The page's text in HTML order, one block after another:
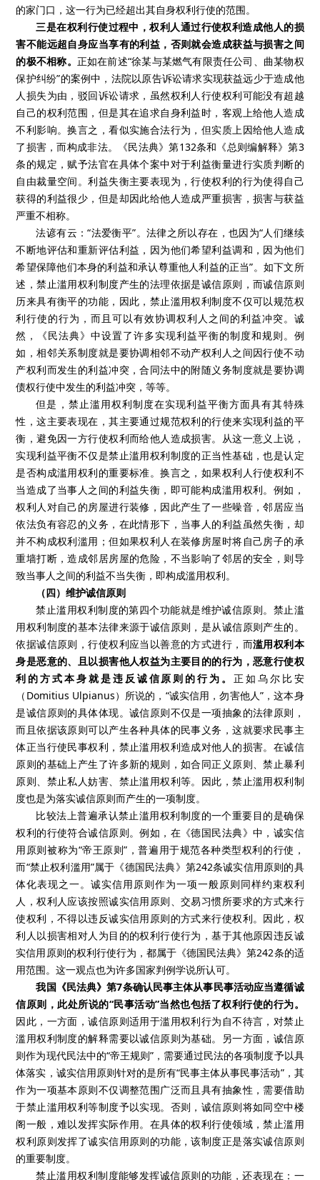
的家门口，这一行为已经超出其自身权利行使的范围。
三是在权利行使过程中，权利人通过行使权利造成他人的损
害不能远超自身应当享有的利益，否则就会造成获益与损害之间
的极不相称。 正如在前述“徐某与某燃气有限责任公司、曲某物权
保护纠纷”的案例中，法院以原告诉讼请求实现获益远少于造成他
人损失为由，驳回诉讼请求，虽然权利人行使权利可能没有超越
自己的权利范围，但是其在追求自身利益时，客观上给他人造成
不利影响。换言之，看似实施合法行为，但实质上因给他人造成
了损害，而构成非法。《民法典》第132条和《总则编解释》第3
条的规定，赋予法官在具体个案中对于利益衡量进行实质判断的
自由裁量空间。利益失衡主要表现为，行使权利的行为使得自己
获得的利益很少，但是却因此给他人造成严重损害，损害与获益
严重不相称。
法谚有云：“法爱衡平”。法律之所以存在，也因为“人们继续
不断地评估和重新评估利益，因为他们希望利益调和，因为他们
希望保障他们本身的利益和承认尊重他人利益的正当”。如下文所
述，禁止滥用权利制度产生的法理依据是诚信原则，而诚信原则
历来具有衡平的功能，因此，禁止滥用权利制度不仅可以规范权
利行使的行为，而且可以有效协调权利人之间的利益冲突。诚
然，《民法典》中设置了许多实现利益平衡的制度和规则。例
如，相邻关系制度就是要协调相邻不动产权利人之间因行使不动
产权利而发生的利益冲突，合同法中的附随义务制度就是要协调
债权行使中发生的利益冲突，等等。
但是，禁止滥用权利制度在实现利益平衡方面具有其特殊
性，这主要表现在，其主要通过规范权利的行使来实现利益的平
衡，避免因一方行使权利而给他人造成损害。从这一意义上说，
实现利益平衡不仅是禁止滥用权利制度的正当性基础，也是认定
是否构成滥用权利的重要标准。换言之，如果权利人行使权利不
当造成了当事人之间的利益失衡，即可能构成滥用权利。例如，
权利人对自己的房屋进行装修，因此产生了一些噪音，邻居应当
依法负有容忍的义务，在此情形下，当事人的利益虽然失衡，却
并不构成权利滥用；但如果权利人在装修房屋时将自己房子的承
重墙打断，造成邻居房屋的危险，不当影响了邻居的安全，则导
致当事人之间的利益不当失衡，即构成滥用权利。
（四）维护诚信原则
禁止滥用权利制度的第四个功能就是维护诚信原则。禁止滥
用权利制度的基本法律来源于诚信原则，是从诚信原则产生的。
依据诚信原则，行使权利应当以善意的方式进行，而滥用权利本
身是恶意的、且以损害他人权益为主要目的的行为，恶意行使权
利的方式本身就是违反诚信原则的行为。 正如乌尔比安
（ Domitius Ulpianus）所说的，“诚实信用，勿害他人”，这本身
是诚信原则的具体体现。诚信原则不仅是一项抽象的法律原则，
而且依据该原则可以产生各种具体的民事义务，这就要求民事主
体正当行使民事权利，禁止滥用权利造成对他人的损害。在诚信
原则的基础上产生了许多新的规则，如合同正义原则、禁止暴利
原则、禁止私人妨害、禁止滥用权利等。因此，禁止滥用权利制
度也是为落实诚信原则而产生的一项制度。
比较法上普遍承认禁止滥用权利制度的一个重要目的是确保
权利的行使符合诚信原则。例如，在《德国民法典》中，诚实信
用原则被称为“帝王原则”，普遍用于规范各种类型权利的行使，
而“禁止权利滥用”属于《德国民法典》第242条诚实信用原则的具
体化表现之一。诚实信用原则作为一项一般原则同样约束权利
人，权利人应该按照诚实信用原则、交易习惯所要求的方式来行
使权利，不得以违反诚实信用原则的方式来行使权利。因此，权
利人以损害相对人为目的的权利行使行为，基于其他原因违反诚
实信用原则的权利行使行为，都属于《德国民法典》第242条的适
用范围。这一观点也为许多国家判例学说所认可。
我国《民法典》第7条确认民事主体从事民事活动应当遵循诚
信原则，此处所说的“民事活动”当然也包括了权利行使的行为。
因此，一方面，诚信原则适用于滥用权利行为自不待言，对禁止
滥用权利制度的解释需要以诚信原则为基础。另一方面，诚信原
则作为现代民法中的“帝王规则”，需要通过民法的各项制度予以具
体落实，诚实信用原则针对的是所有“民事主体从事民事活动”，其
作为一项基本原则不仅调整范围广泛而且具有抽象性，需要借助
于禁止滥用权利等制度予以实现。否则，诚信原则将如同空中楼
阁一般，难以发挥实际作用。在具体的权利行使领域，禁止滥用
权利原则发挥了诚实信用原则的功能，该制度正是落实诚信原则
的重要制度。
禁止滥用权利制度能够发挥诚信原则的功能，还表现在：一